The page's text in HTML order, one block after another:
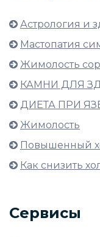
Астрология и
Мастопатия
Жимолость
КАМНИ ДЛЯ
ДИЕТА ПРИ
Жимолость
Повышенный
Как снизить
Сервисы